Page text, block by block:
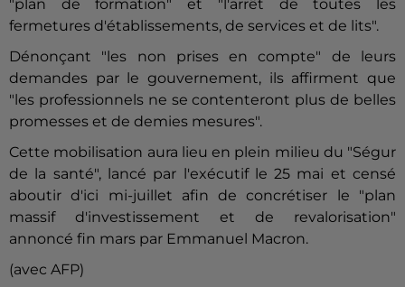
"plan de formation" et "l'arrêt de toutes les
fermetures d'établissements, de services et de lits".
Dénonçant "les non prises en compte" de leurs
demandes par le gouvernement, ils affirment que
"les professionnels ne se contenteront plus de belles
promesses et de demies mesures".
Cette mobilisation aura lieu en plein milieu du "Ségur
de la santé", lancé par l'exécutif le 25 mai et censé
aboutir d'ici mi-juillet afin de concrétiser le "plan
massif d'investissement et de revalorisation"
annoncé fin mars par Emmanuel Macron.
(avec AFP)